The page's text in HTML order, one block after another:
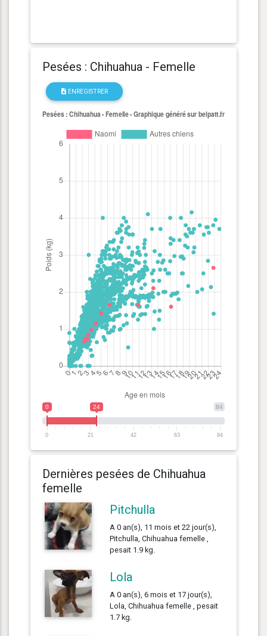
Pesées : Chihuahua - Femelle
ENREGISTRER
84
0 24
0 21 42 63 84
Dernières pesées de Chihuahua
femelle
Pitchulla
A 0 an(s), 11 mois et 22 jour(s),
Pitchulla, Chihuahua femelle ,
pesait 1.9 kg.
Lola
A 0 an(s), 6 mois et 17 jour(s),
Lola, Chihuahua femelle , pesait
1.7 kg.